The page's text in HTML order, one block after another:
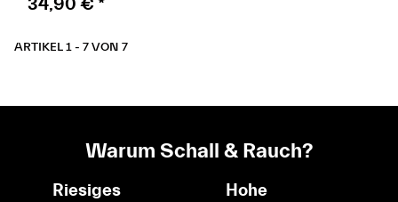
Garden Highpro PROFAN
34,90 € *
ARTIKEL 1 - 7 VON 7
Warum Schall & Rauch?
Riesiges
Hohe